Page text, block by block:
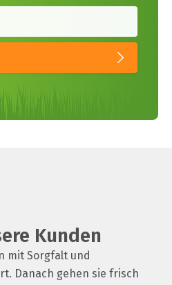
Kunden
mit Sorgfalt und
Danach gehen sie frisch